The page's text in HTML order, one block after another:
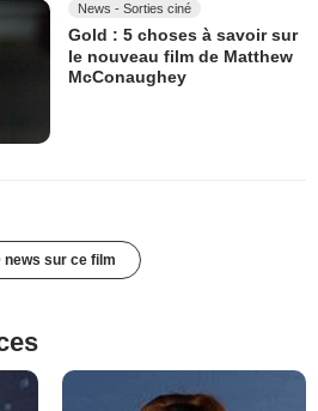
News - Sorties ciné
Gold : 5 choses à savoir sur
le nouveau film de Matthew
McConaughey
news sur ce film